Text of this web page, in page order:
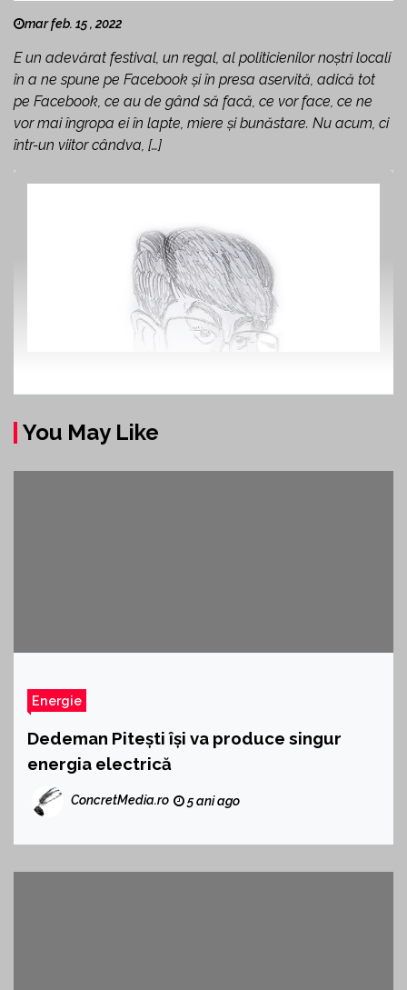
mar feb. 15 , 2022
E un adevărat festival, un regal, al politicienilor noștri locali
în a ne spune pe Facebook și în presa aservită, adică tot
pe Facebook, ce au de gând să facă, ce vor face, ce ne
vor mai îngropa ei în lapte, miere și bunăstare. Nu acum, ci
într-un viitor cândva, […]
You May Like
Energie
Dedeman Pitești își va produce singur
energia electrică
ConcretMedia.ro 5 ani ago